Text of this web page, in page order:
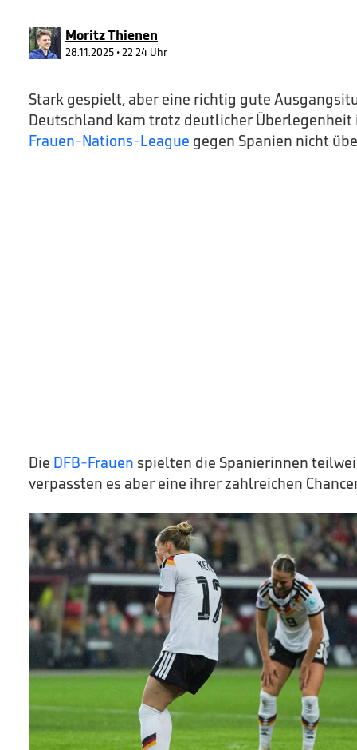
Moritz Thienen
28.11.2025 • 22:24 Uhr
Stark gespielt, aber eine richtig gute
Deutschland kam trotz deutlicher
Frauen-Nations-League gegen Spanien nicht
Die DFB-Frauen spielten die Spanierinnen
verpassten es aber eine ihrer zahlreichen